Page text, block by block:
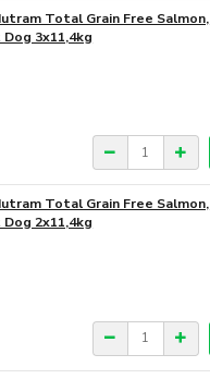
Total Grain Free Salmon,
3x11,4kg
Total Grain Free Salmon,
2x11,4kg